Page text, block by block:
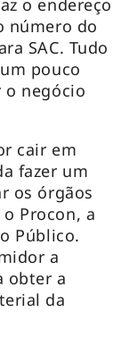
número do
SAC. Tudo
pouco
o negócio
cair em
fazer um
os órgãos
Procon, a
Público.
a
obter a
da